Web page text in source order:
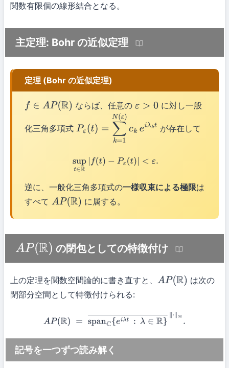
関数有限個の線形結合となる。
主定理: Bohr の近似定理
定理 (Bohr の近似定理)
f∈A P(R) ならば、任意のε >0 に対し一般
化三角多項式 Pε(t)= ∑k =1 N( ε)ck iλ kt
が存在して
sup t∈R| f(t )−Pε(t) <ε
逆に、一般化三角多項式の一様収束による極限は
すべて AP(R) に属する。
AP( R) の閉包としての特徴付け
上の定理を関数空間論的に書き直すと、 AP(R)
は次の
閉部分空間として特徴付けられる:
AP R)= spanC eiλt:λ∈R ―∥⋅ ∥∞.
記号を一つずつ読み解く